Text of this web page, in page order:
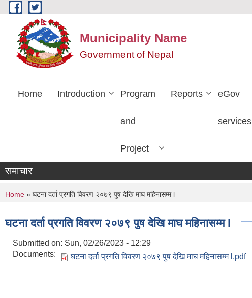
Skip to main content
Municipality Name
Government of Nepal
Home Introduction Program
and
Project
Reports eGov
services
समाचार
You are here
Home » घटना दर्ता प्रगति विवरण २०७९ पुष देखि माघ महिनासम्म l
घटना दर्ता प्रगति विवरण २०७९ पुष देखि माघ महिनासम्म l
Submitted on: Sun, 02/26/2023 - 12:29
Documents:
घटना दर्ता प्रगति विवरण २०७९ पुष देखि माघ महिनासम्म l.pdf